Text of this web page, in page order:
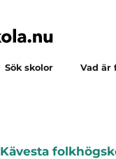
Sök skolor Vad är
Kävesta